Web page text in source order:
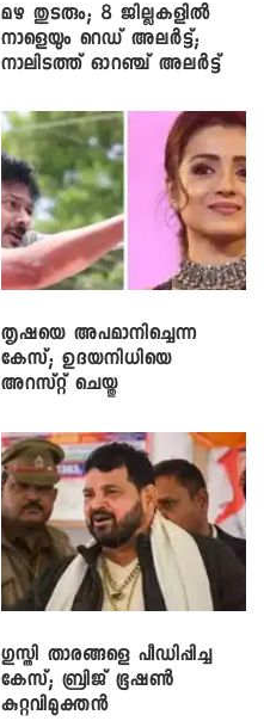
മഴ തുടരും; 8 ജില്ലകളിൽ
നാളെയും റെഡ് അലർട്ട്;
നാലിടത്ത് ഓറഞ്ച് അലർട്ട്
തൃഷയെ അപമാനിച്ചെന്ന
കേസ്; ഉദയനിധിയെ
അറസ്റ്റ് ചെയ്തു
​ഗുസ്തി താരങ്ങളെ പീഡിപ്പിച്ച
കേസ്; ബ്രിജ് ഭൂഷൺ
കുറ്റവിമുക്തൻ